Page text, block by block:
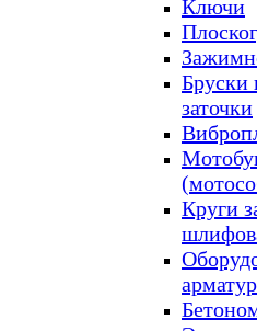
Ключи
Бруски
заточки
Круги